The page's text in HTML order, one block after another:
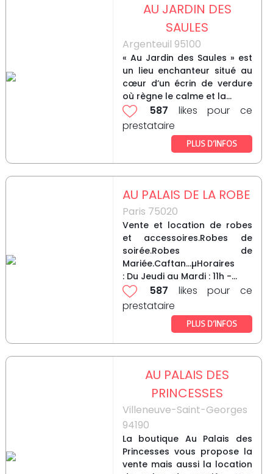
AU JARDIN DES
SAULES
Argenteuil 95100
« Au Jardin des Saules » est
un lieu enchanteur situé au
cœur d’un écrin de verdure
où règne le calme et la...
587 likes pour ce
prestataire
PLUS D’INFOS
AU PALAIS DE LA ROBE
Paris 75020
Vente et location de robes
et accessoires.Robes de
soirée.Robes de
Mariée.Caftan...µHoraires
: Du Jeudi au Mardi : 11h -...
587 likes pour ce
prestataire
PLUS D’INFOS
AU PALAIS DES
PRINCESSES
Villeneuve-Saint-Georges
94190
La boutique Au Palais des
Princesses vous propose la
vente mais aussi la location